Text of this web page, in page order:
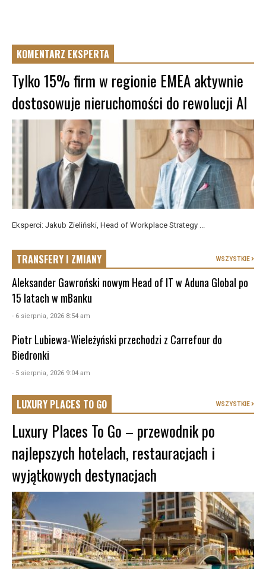
KOMENTARZ EKSPERTA
Tylko 15% firm w regionie EMEA aktywnie
dostosowuje nieruchomości do rewolucji AI
Eksperci: Jakub Zieliński, Head of Workplace Strategy ...
TRANSFERY I ZMIANY WSZYSTKIE
Aleksander Gawroński nowym Head of IT w Aduna Global po
15 latach w mBanku
- 6 sierpnia, 2026 8:54 am
Piotr Lubiewa-Wieleżyński przechodzi z Carrefour do
Biedronki
- 5 sierpnia, 2026 9:04 am
LUXURY PLACES TO GO WSZYSTKIE
Luxury Places To Go – przewodnik po
najlepszych hotelach, restauracjach i
wyjątkowych destynacjach